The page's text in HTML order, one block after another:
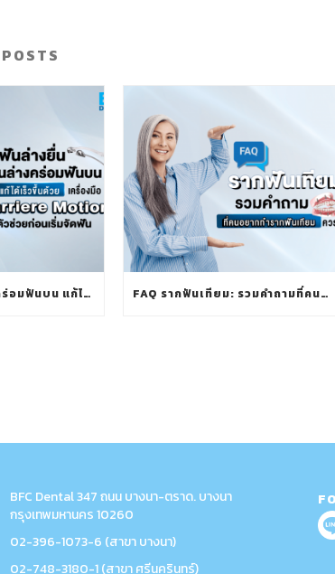
ฟันล่างยื่น ฟันล่างคร่อมฟันบน แก้ได้เร็วขึ้นด้วย เครื่องมือ CARRIERE MOTION ตัวช่วยก่อนเริ่มจัดฟัน FAQ รากฟันเทียม: รวมคำถามที่คนอยากทำรากฟันเทียมควรรู้
BFC Dental 347 ถนน บางนา-ตราด. บางนา
กรุงเทพมหานคร 10260
02-396-1073-6 (สาขา บางนา)
02-748-3180-1 (สาขา ศรีนครินทร์)